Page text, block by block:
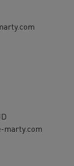
marty.com